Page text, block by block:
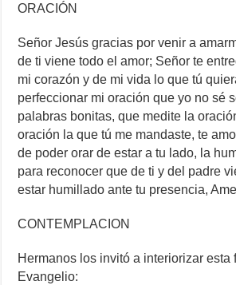
ORACIÓN
Señor Jesús gracias por venir a
de ti viene todo el amor; Señor te
mi corazón y de mi vida lo que tú
perfeccionar mi oración que yo no sé
palabras bonitas, que medite la
oración la que tú me mandaste, te
de poder orar de estar a tu lado, la
para reconocer que de ti y del padre
estar humillado ante tu presencia,
CONTEMPLACION
Hermanos los invitó a interiorizar esta
Evangelio: